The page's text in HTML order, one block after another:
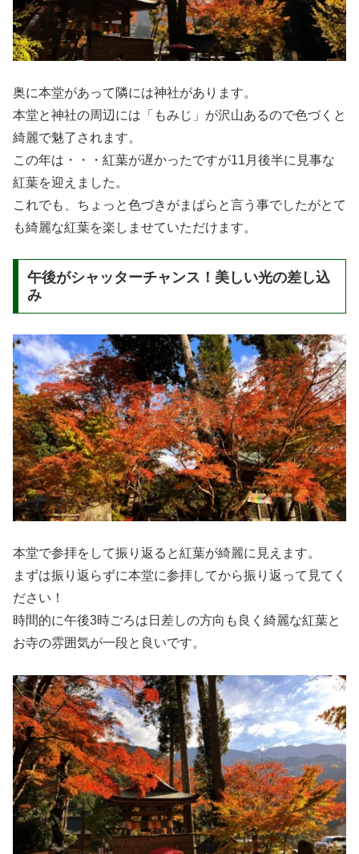
奥に本堂があって隣には神社があります。
本堂と神社の周辺には「もみじ」が沢山あるので色づくと
綺麗で魅了されます。
この年は・・・紅葉が遅かったですが11月後半に見事な
紅葉を迎えました。
これでも、ちょっと色づきがまばらと言う事でしたがとて
も綺麗な紅葉を楽しませていただけます。
午後がシャッターチャンス！美しい光の差し込
み
本堂で参拝をして振り返ると紅葉が綺麗に見えます。
まずは振り返らずに本堂に参拝してから振り返って見てく
ださい！
時間的に午後3時ごろは日差しの方向も良く綺麗な紅葉と
お寺の雰囲気が一段と良いです。